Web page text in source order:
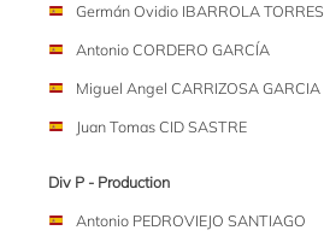
Germán Ovidio IBARROLA TORRES
Antonio CORDERO GARCÍA
Miguel Angel CARRIZOSA GARCIA
Juan Tomas CID SASTRE
Div P - Production
Antonio PEDROVIEJO SANTIAGO